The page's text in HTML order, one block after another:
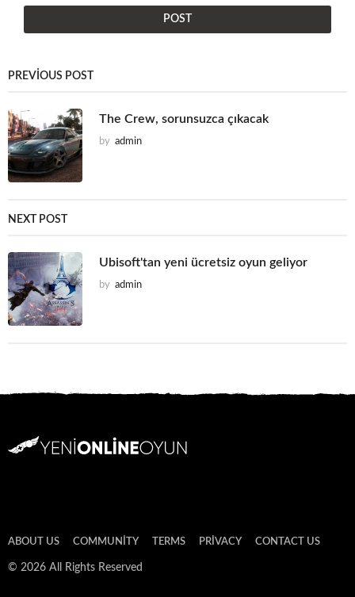
PREVIOUS POST
The Crew, sorunsuzca çıkacak
by admin
NEXT POST
Ubisoft'tan yeni ücretsiz oyun geliyor
by admin
ABOUT US COMMUNITY TERMS PRIVACY CONTACT US
© 2026 All Rights Reserved